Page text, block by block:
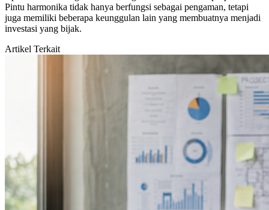
Pintu harmonika tidak hanya berfungsi sebagai pengaman, tetapi
juga memiliki beberapa keunggulan lain yang membuatnya menjadi
investasi yang bijak.
Artikel Terkait